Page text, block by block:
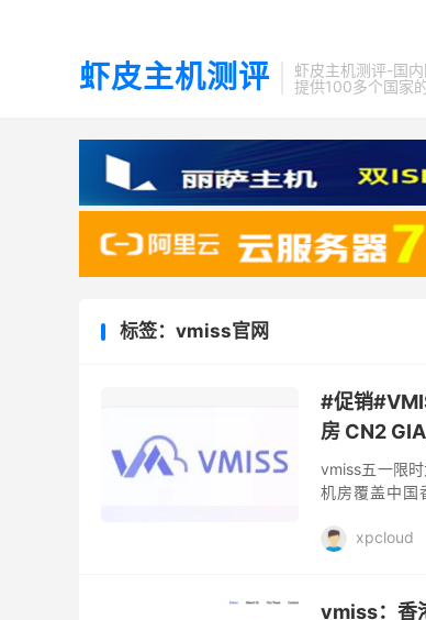
虾皮主机测评
虾皮主机测评-国
提供100多个国家
标签：vmiss官网
#促销
房 CN2
vmiss五一限
机房覆盖中国
xpcloud
vmiss：香